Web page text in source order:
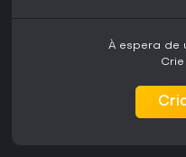
À espera de